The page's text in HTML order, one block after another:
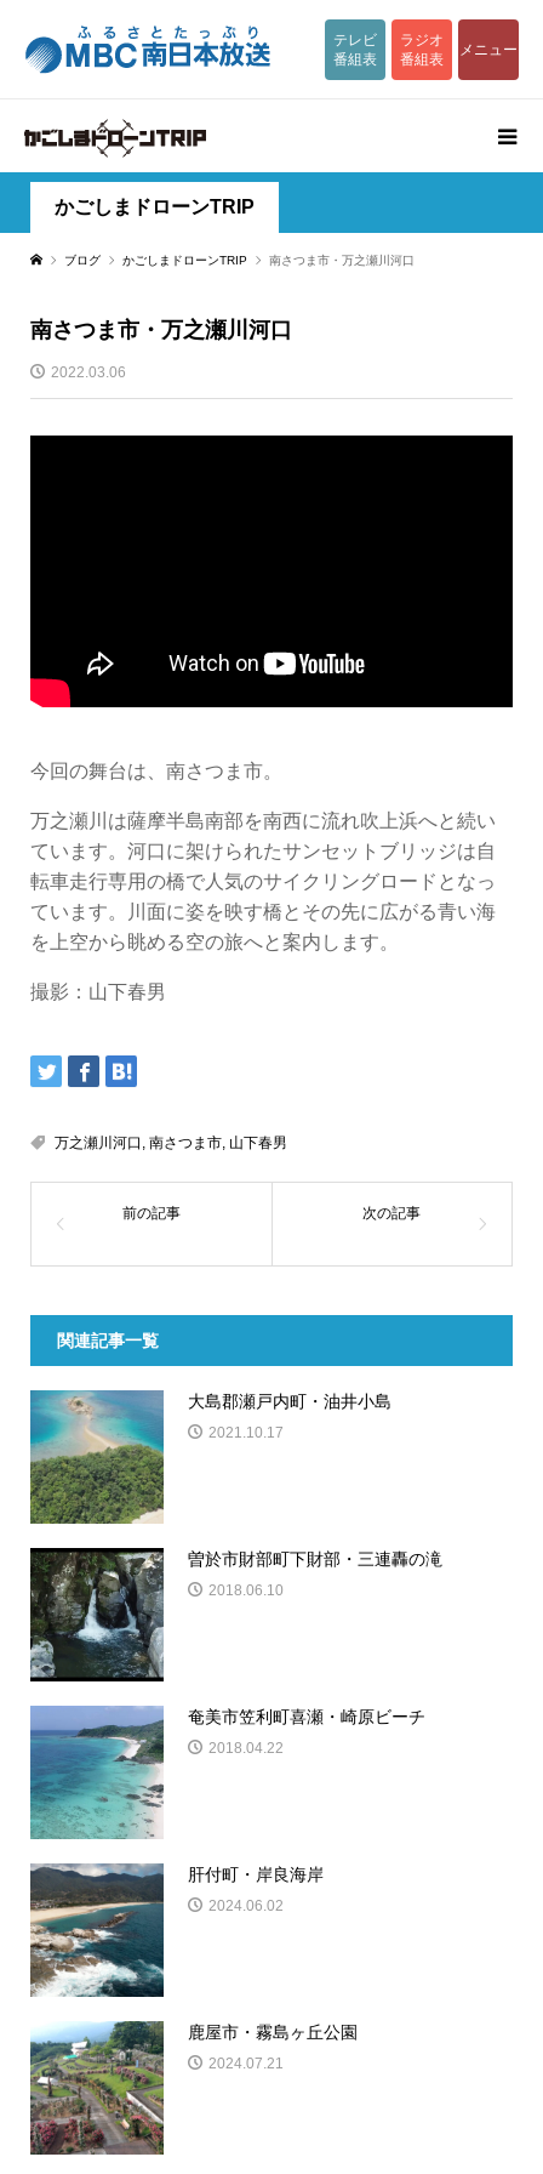
テレビ
番組表
ラジオ
番組表
メニュー
かごしまドローンTRIP
ブログ かごしまドローンTRIP 南さつま市・万之瀬川河口
南さつま市・万之瀬川河口
2022.03.06
今回の舞台は、南さつま市。
万之瀬川は薩摩半島南部を南西に流れ吹上浜へと続い
ています。河口に架けられたサンセットブリッジは自
転車走行専用の橋で人気のサイクリングロードとなっ
ています。川面に姿を映す橋とその先に広がる青い海
を上空から眺める空の旅へと案内します。
撮影：山下春男
万之瀬川河口 , 南さつま市, 山下春男
関連記事一覧
大島郡瀬戸内町・油井小島
2021.10.17
曽於市財部町下財部・三連轟の滝
2018.06.10
奄美市笠利町喜瀬・崎原ビーチ
2018.04.22
肝付町・岸良海岸
2024.06.02
鹿屋市・霧島ヶ丘公園
2024.07.21